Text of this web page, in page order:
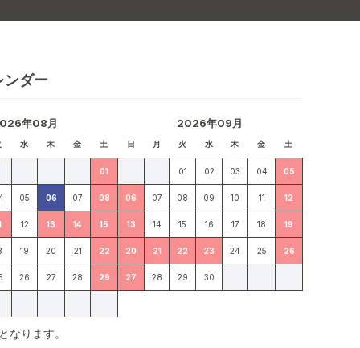
ンダー
年08月
水 木 金 土
01
05 06 07 08
12 13 14 15
19 20 21 22
26 27 28 29
2026年09月
日 月 火 水 木 金 土
01 02 03 04 05
06 07 08 09 10 11 12
13 14 15 16 17 18 19
20 21 22 23 24 25 26
27 28 29 30
なります。